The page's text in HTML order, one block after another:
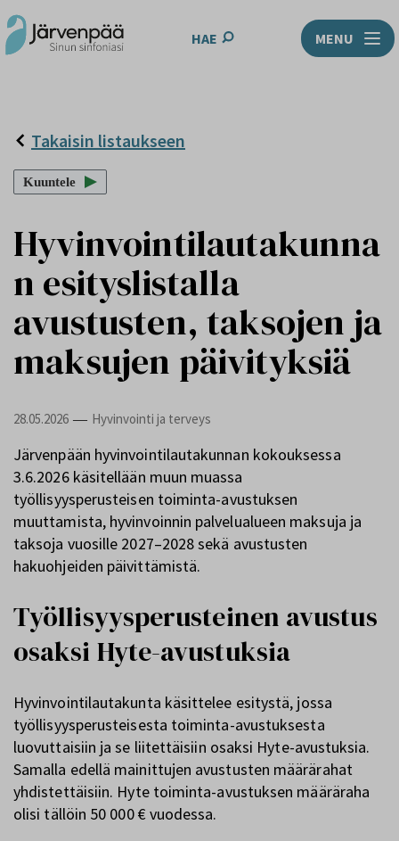
HAE MENU
Takaisin listaukseen
Kuuntele
Hyvinvointilautakunna
n esityslistalla
avustusten, taksojen ja
maksujen päivityksiä
28.05.2026 — Hyvinvointi ja terveys
Järvenpään hyvinvointilautakunnan kokouksessa
3.6.2026 käsitellään muun muassa
työllisyysperusteisen toiminta-avustuksen
muuttamista, hyvinvoinnin palvelualueen maksuja ja
taksoja vuosille 2027–2028 sekä avustusten
hakuohjeiden päivittämistä.
Työllisyysperusteinen avustus
osaksi Hyte-avustuksia
Hyvinvointilautakunta käsittelee esitystä, jossa
työllisyysperusteisesta toiminta-avustuksesta
luovuttaisiin ja se liitettäisiin osaksi Hyte-avustuksia.
Samalla edellä mainittujen avustusten määrärahat
yhdistettäisiin. Hyte toiminta-avustuksen määräraha
olisi tällöin 50 000 € vuodessa.